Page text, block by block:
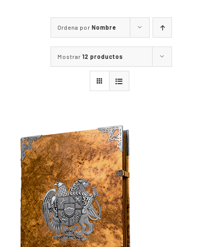
Quiénes somos
Qué hacemos
Contacto
Ordena por Nombre
Mostrar 12 productos